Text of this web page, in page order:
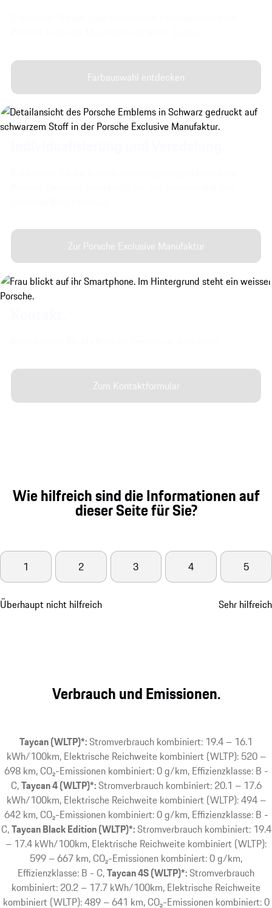
Farbauswahl entdecken
Zur Porsche Exclusive Manufaktur
Zum Kontaktformular
Wie hilfreich sind die Informationen auf
dieser Seite für Sie?
Überhaupt nicht hilfreich
1 2 3 4 5
Sehr hilfreich
Verbrauch und Emissionen.
Taycan (WLTP)*:Stromverbrauch kombiniert: 19.4 – 16.1
kWh/100km, Elektrische Reichweite kombiniert (WLTP): 520 –
698 km, CO₂-Emissionen kombiniert: 0 g/km, Effizienzklasse: B -
C Taycan 4 (WLTP)*:Stromverbrauch kombiniert: 20.1 – 17.6
kWh/100km, Elektrische Reichweite kombiniert (WLTP): 494 –
642 km, CO₂-Emissionen kombiniert: 0 g/km, Effizienzklasse: B -
C Taycan Black Edition (WLTP)*:Stromverbrauch kombiniert: 19.4
– 17.4 kWh/100km, Elektrische Reichweite kombiniert (WLTP):
599 – 667 km, CO₂-Emissionen kombiniert: 0 g/km,
Effizienzklasse: B - C Taycan 4S (WLTP)*:Stromverbrauch
kombiniert: 20.2 – 17.7 kWh/100km, Elektrische Reichweite
kombiniert (WLTP): 489 – 641 km, CO₂-Emissionen kombiniert: 0